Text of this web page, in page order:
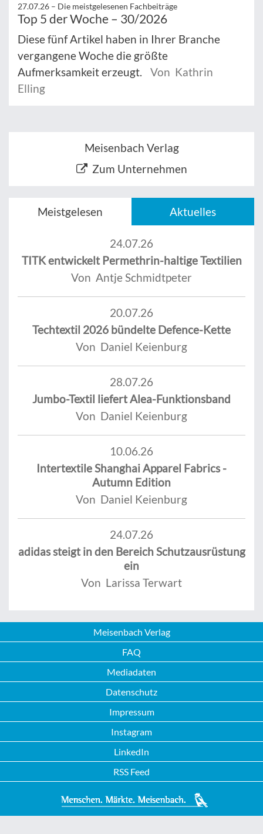
27.07.26 – Die meistgelesenen Fachbeiträge
Top 5 der Woche – 30/2026
Diese fünf Artikel haben in Ihrer Branche
vergangene Woche die größte
Aufmerksamkeit erzeugt.
Von Kathrin
Elling
Meisenbach Verlag
Zum Unternehmen
Meistgelesen Aktuelles
24.07.26
TITK entwickelt Permethrin-haltige Textilien
Von Antje Schmidtpeter
20.07.26
Techtextil 2026 bündelte Defence-Kette
Von Daniel Keienburg
28.07.26
Jumbo-Textil liefert Alea-Funktionsband
Von Daniel Keienburg
10.06.26
Intertextile Shanghai Apparel Fabrics -
Autumn Edition
Von Daniel Keienburg
24.07.26
adidas steigt in den Bereich Schutzausrüstung
ein
Von Larissa Terwart
Meisenbach Verlag
FAQ
Mediadaten
Datenschutz
Impressum
Instagram
LinkedIn
RSS Feed